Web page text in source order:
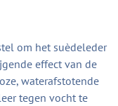
om het suèdeleder
effect van de
waterafstotende
tegen vocht te